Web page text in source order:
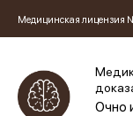
Медицинская лицензия
Очно